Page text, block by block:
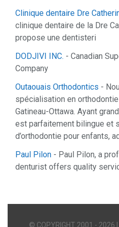
Clinique dentaire Dre
clinique dentaire de la Dre
propose une dentisteri
DODJIVI INC. - Canadian
Company
Outaouais Orthodontics -
spécialisation en
Gatineau-Ottawa. Ayant
est parfaitement bilingue et
d’orthodontie pour enfants,
Paul Pilon - Paul Pilon, a
denturist offers quality
© COPYRIGHT 2001 - 2026